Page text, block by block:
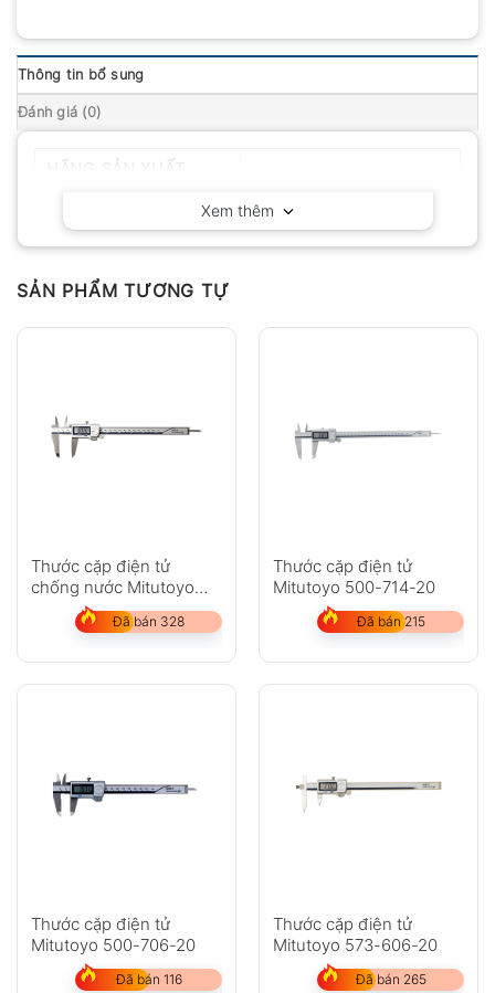
Thông tin bổ sung
Đánh giá (0)
Xem thêm
SẢN PHẨM TƯƠNG TỰ
Thước cặp điện tử
chống nước Mitutoyo
500-753-20
Đã bán 328
Thước cặp điện tử
Mitutoyo 500-714-20
Đã bán 215
Thước cặp điện tử
Mitutoyo 500-706-20
Đã bán 116
Thước cặp điện tử
Mitutoyo 573-606-20
Đã bán 265